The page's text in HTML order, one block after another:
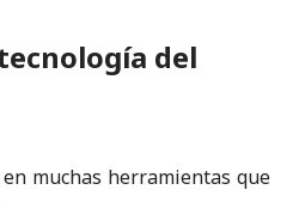
del
muchas herramientas que